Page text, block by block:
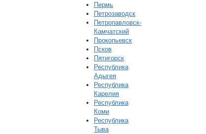
Пермь
Петрозаводск
Петропавловск-
Камчатский
Прокопьевск
Псков
Пятигорск
Республика
Адыгея
Республика
Карелия
Республика
Коми
Республика
Тыва